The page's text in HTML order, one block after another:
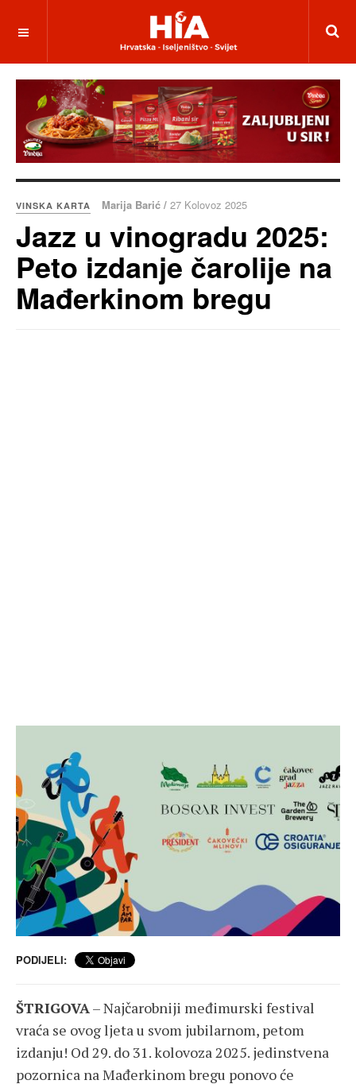
VINSKA KARTA Marija Barić / 27 Kolovoz 2025
Jazz u vinogradu 2025:
Peto izdanje čarolije na
Mađerkinom bregu
PODIJELI:
ŠTRIGOVA– Najčarobniji međimurski festival
vraća se ovog ljeta u svom jubilarnom, petom
izdanju! Od 29. do 31. kolovoza 2025. jedinstvena
pozornica na Mađerkinom bregu ponovo će